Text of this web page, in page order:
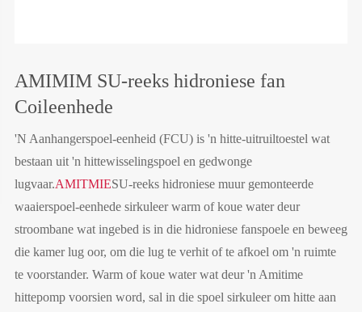
AMIMIM SU-reeks hidroniese fan
Coileenhede
'N Aanhangerspoel-eenheid (FCU) is 'n hitte-uitruiltoestel wat
bestaan uit 'n hittewisselingspoel en gedwonge
lugvaar.AMITMIESU-reeks hidroniese muur gemonteerde
waaierspoel-eenhede sirkuleer warm of koue water deur
stroombane wat ingebed is in die hidroniese fanspoele en beweeg
die kamer lug oor, om die lug te verhit of te afkoel om 'n ruimte
te voorstander. Warm of koue water wat deur 'n Amitime
hittepomp voorsien word, sal in die spoel sirkuleer om hitte aan